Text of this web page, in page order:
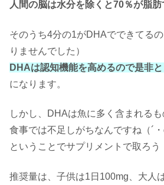
人間の脳は水分を除くと70％が脂肪
そのうち4分の1がDHAでできてる
りませんでした）
DHAは認知機能を高めるので是非
になります。
しかし、DHAは魚に多く含まれる
食事では不足しがちなんですね（´
ということでサプリメントで取ろう
推奨量は、子供は1日100mg、大人